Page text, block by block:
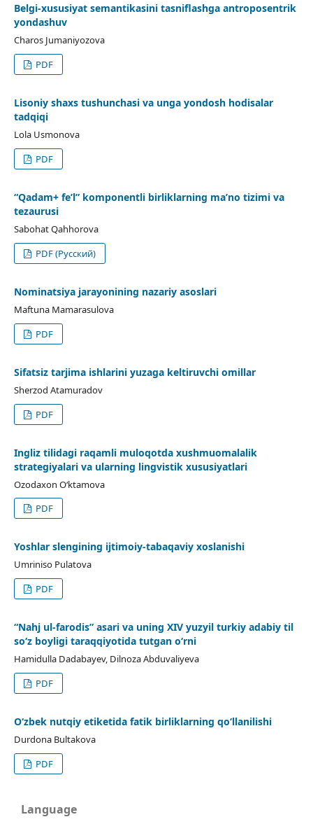
Belgi-xususiyat semantikasini tasniflashga antroposentrik
yondashuv
Charos Jumaniyozova
PDF
Lisoniy shaxs tushunchasi va unga yondosh hodisalar
tadqiqi
Lola Usmonova
PDF
“Qadam+ fe’l” komponentli birliklarning ma’no tizimi va
tezaurusi
Sabohat Qahhorova
PDF (Русский)
Nominatsiya jarayonining nazariy asoslari
Maftuna Mamarasulova
PDF
Sifatsiz tarjima ishlarini yuzaga keltiruvchi omillar
Sherzod Atamuradov
PDF
Ingliz tilidagi raqamli muloqotda xushmuomalalik
strategiyalari va ularning lingvistik xususiyatlari
Ozodaxon O‘ktamova
PDF
Yoshlar slengining ijtimoiy-tabaqaviy xoslanishi
Umriniso Pulatova
PDF
“Nahj ul-farodis” asari va uning XIV yuzyil turkiy adabiy til
so‘z boyligi taraqqiyotida tutgan o‘rni
Hamidulla Dadabayev, Dilnoza Abduvaliyeva
PDF
O‘zbek nutqiy etiketida fatik birliklarning qo‘llanilishi
Durdona Bultakova
PDF
Language